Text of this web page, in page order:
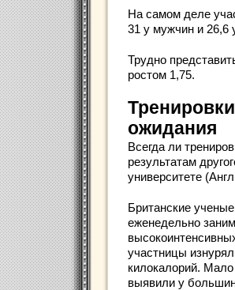
На самом деле
31 у мужчин и 26,6
Трудно
ростом 1,75.
ожидания
Всегда ли
результатам
университете
Британские
еженедельно
участницы
килокалорий.
выявили у